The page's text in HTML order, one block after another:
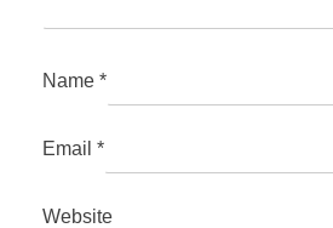
Name *
Email *
Website